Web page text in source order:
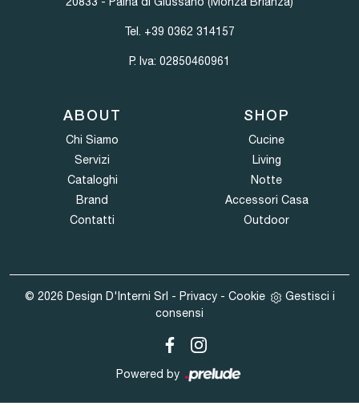
Tel. +39 0362 314157
P. Iva: 02850460961
ABOUT
Chi Siamo
Servizi
Cataloghi
Brand
Contatti
SHOP
Cucine
Living
Notte
Accessori Casa
Outdoor
© 2026 Design D'Interni Srl - Privacy- Cookie
Gestisci i
consensi
Powered by